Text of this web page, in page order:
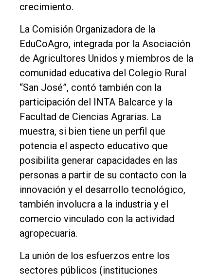
El
DIARIO
crecimiento.
La Comisión Organizadora de la
EduCoAgro, integrada por la Asociación
de Agricultores Unidos y miembros de la
comunidad educativa del Colegio Rural
“San José”, contó también con la
participación del INTA Balcarce y la
Facultad de Ciencias Agrarias. La
muestra, si bien tiene un perfil que
potencia el aspecto educativo que
posibilita generar capacidades en las
personas a partir de su contacto con la
innovación y el desarrollo tecnológico,
también involucra a la industria y el
comercio vinculado con la actividad
agropecuaria.
La unión de los esfuerzos entre los
sectores públicos (instituciones